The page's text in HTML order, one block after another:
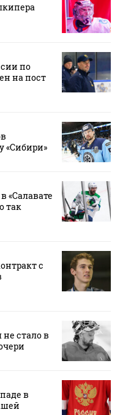
по
на пост
«Сибири»
«Салавате
так
с
не стало в
в